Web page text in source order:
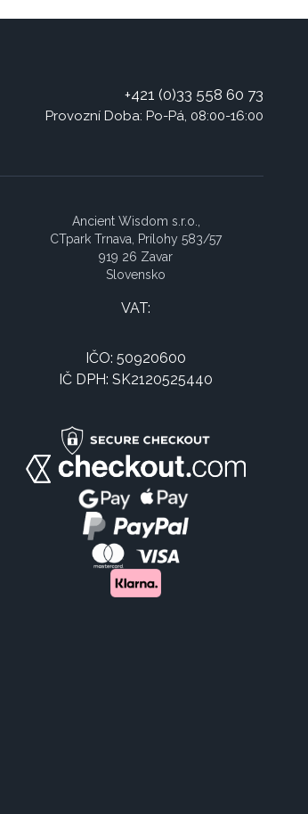
+421 (0)33 558 60 73
Provozní Doba: Po-Pá, 08:00-16:00
Ancient Wisdom s.r.o.,
CTpark Trnava, Prílohy 583/57
919 26 Zavar
Slovensko
VAT:
IČO: 50920600
IČ DPH: SK2120525440